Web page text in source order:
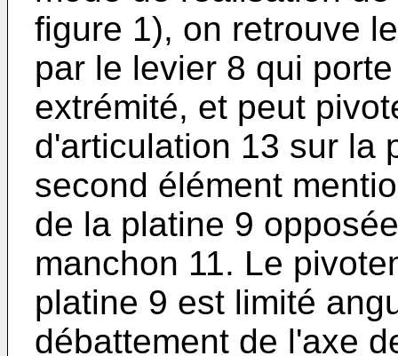
figure 1), on retrouve
par le levier 8 qui
extrémité, et peut
d'articulation 13 sur la
second élément
de la platine 9
manchon 11. Le
platine 9 est limité
débattement de l'axe